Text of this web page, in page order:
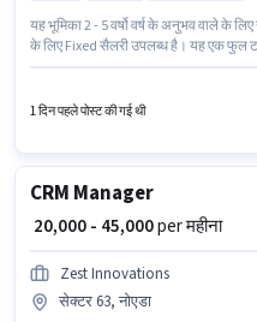
यह भूमिका 2 - 5 वर्षो वर्ष के अनुभव वाले के
के लिए Fixed सैलरी उपलब्ध है। यह एक फुल
में ग्राहक सहायता / टेलीकॉलर श्रेणी में
1 दिन पहले पोस्ट की गई थी
CRM Manager
₹ 20,000 - 45,000per महीना
Zest Innovations
सेक्टर 63, नोएडा